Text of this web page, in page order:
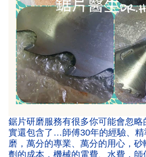
鋸片研磨服務有很多你可能會忽略
實還包含了…師傅30年的經驗、
磨 ， 萬分的專業、萬分的用心， 砂
劑的成本 ，機械的電費、水費， 師